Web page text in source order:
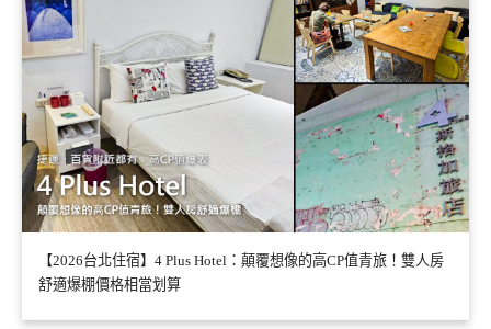
【2026台北住宿】4 Plus Hotel：顛覆想像的高CP值青旅！雙人房
舒適爆棚價格相當划算